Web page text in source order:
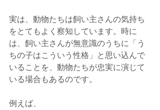
実は、動物たちは飼い主さんの気持ち
をとてもよく察知しています。時に
は、飼い主さんが無意識のうちに「う
ちの子はこういう性格」と思い込んで
いることを、動物たちが忠実に演じて
いる場合もあるのです。
例えば、